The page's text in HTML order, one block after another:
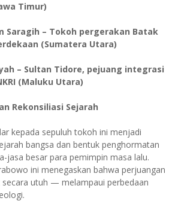
Timur)
Saragih – Tokoh pergerakan Batak
(Sumatera Utara)
– Sultan Tidore, pejuang integrasi
(Maluku Utara)
Rekonsiliasi Sejarah
kepada sepuluh tokoh ini menjadi
bangsa dan bentuk penghormatan
jasa besar para pemimpin masa lalu.
ini menegaskan bahwa perjuangan
utuh — melampaui perbedaan